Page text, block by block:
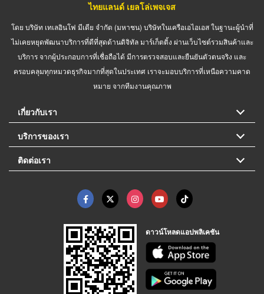
ไทยแลนด์ เยลโล่เพจเจส
โดย บริษัท เทเลอินโฟ มีเดีย จำกัด (มหาชน) บริษัทในเครือเอไอเอส ในฐานะผู้นำที่
ไม่เคยหยุดพัฒนาบริการที่ดีที่สุดด้านดิจิทัล มาร์เก็ตติ้ง ผ่านเว็บไซต์รวมสินค้าและ
บริการ จากผู้ประกอบการที่เชื่อถือได้ มีการตรวจสอบและยืนยันตัวตนจริง และ
ครอบคลุมทุกหมวดธุรกิจมากที่สุดในประเทศ เราจะมอบบริการที่เหนือความคาด
หมาย จากทีมงานคุณภาพ
เกี่ยวกับเรา
บริการของเรา
ติดต่อเรา
ดาวน์โหลดแอปพลิเคชัน